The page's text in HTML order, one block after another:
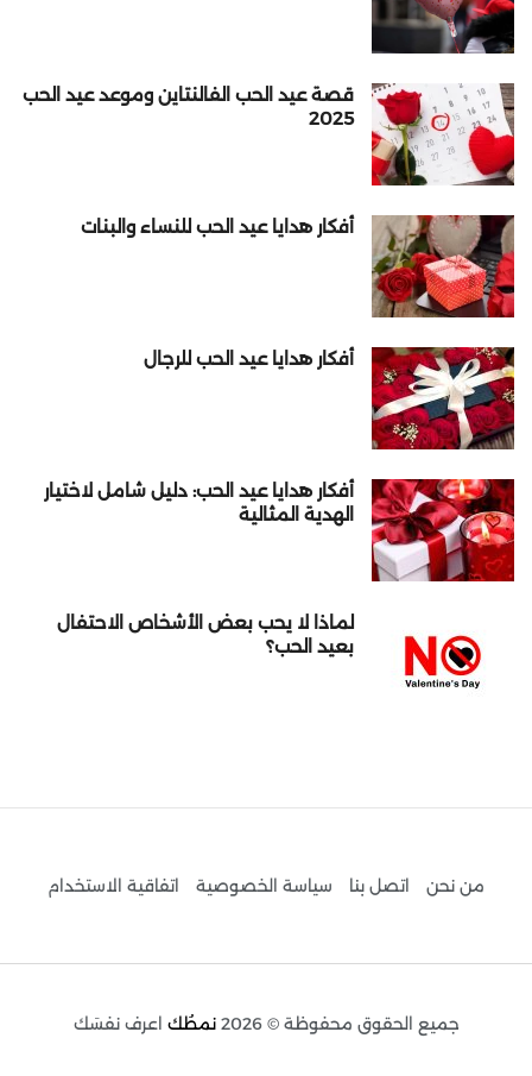
قصة عيد الحب الفالنتاين وموعد عيد الحب
2025
أفكار هدايا عيد الحب للنساء والبنات
أفكار هدايا عيد الحب للرجال
أفكار هدايا عيد الحب: دليل شامل لاختيار
الهدية المثالية
لماذا لا يحب بعض الأشخاص الاحتفال
بعيد الحب؟
من نحن اتصل بنا سياسة الخصوصية اتفاقية الاستخدام
جميع الحقوق محفوظة © 2026 نمطُك اعرف نفسَك